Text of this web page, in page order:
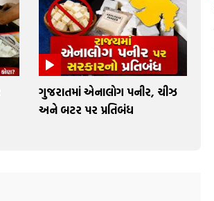
ગુજરાતમાં એનાલોગ પનીર, ચીઝ
અને બટર પર પ્રતિબંધ